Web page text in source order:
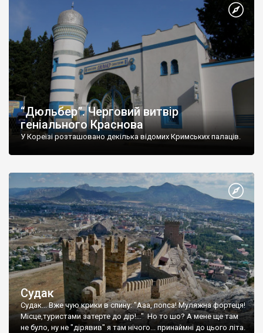
“Дюльбер”. Черговий витвір
геніального Краснова
У Кореїзі розташовано декілька відомих Кримських палаців.
Судак
Судак... Вже чую крики в спину: "Ааа, попса! Муляжна фортеця!
Місце,туристами затерте до дір!..." Но то шо? А мене ще там
не було, ну не "дірявив" я там нічого... принаймні до цього літа.